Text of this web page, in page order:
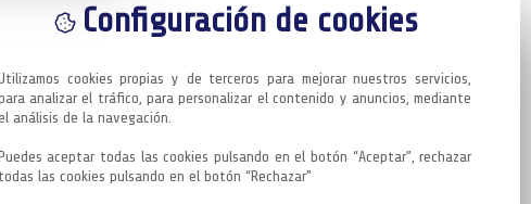
Configuración de cookies
cookies propias y de terceros para mejorar nuestros servicios,
analizar el tráfico, para personalizar el contenido y anuncios, mediante
análisis de la navegación.
aceptar todas las cookies pulsando en el botón “Aceptar”, rechazar
todas las cookies pulsando en el botón “Rechazar”